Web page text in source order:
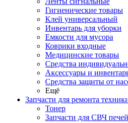
Гигиенические товары
Клей универсальный
Инвентарь для уборки
Емкости для мусора
Коврики входные
Медицинские товары
Средства
Аксессуары и
Средства защиты от
Ещё
Запчасти для ремонта
Тонер
Запчасти для СВЧ печей